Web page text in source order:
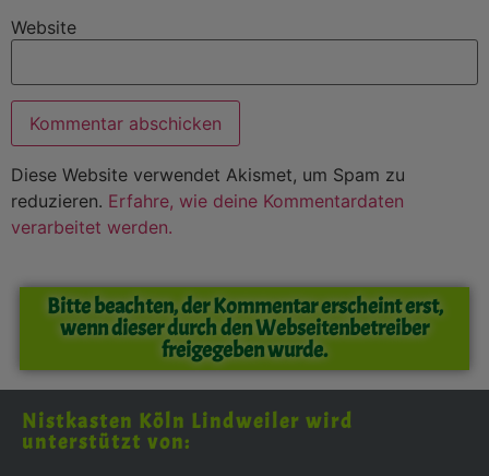
Website
Diese Website verwendet Akismet, um Spam zu
reduzieren. Erfahre, wie deine Kommentardaten
verarbeitet werden.
Bitte beachten, der Kommentar erscheint erst,
wenn dieser durch den Webseitenbetreiber
freigegeben wurde.
Nistkasten Köln Lindweiler wird
unterstützt von: